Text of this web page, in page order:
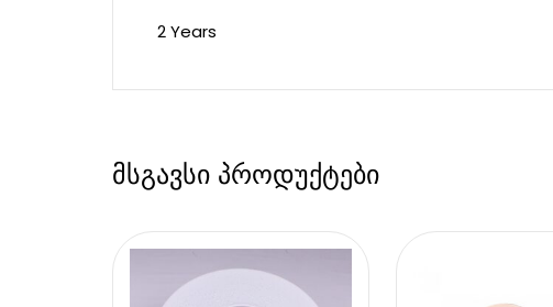
2 Years
მსგავსი პროდუქტები